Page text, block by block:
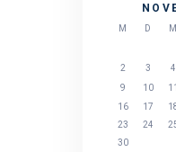
M D M
2
3 4
9
10 11
16
17
23
24
30